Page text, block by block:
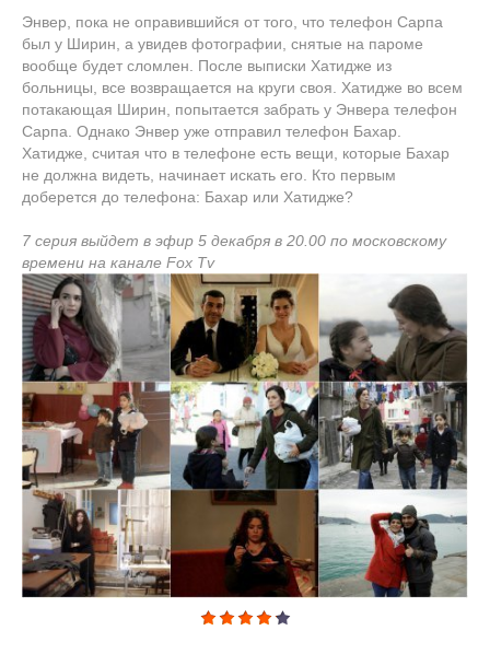
Энвер, пока не оправившийся от того, что телефон Сарпа
был у Ширин, а увидев фотографии, снятые на пароме
вообще будет сломлен. После выписки Хатидже из
больницы, все возвращается на круги своя. Хатидже во всем
потакающая Ширин, попытается забрать у Энвера телефон
Сарпа. Однако Энвер уже отправил телефон Бахар.
Хатидже, считая что в телефоне есть вещи, которые Бахар
не должна видеть, начинает искать его. Кто первым
доберется до телефона: Бахар или Хатидже?
7 серия выйдет в эфир 5 декабря в 20.00 по московскому
времени на канале Fox Tv